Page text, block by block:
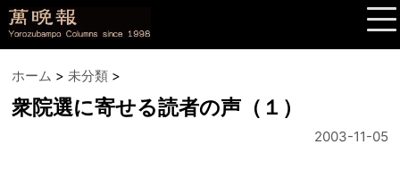
ホーム > 未分類 >
衆院選に寄せる読者の声（１）
2003-11-05